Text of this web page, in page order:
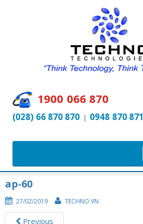
1900 066 870
(028) 66 870 870 | 0948 870 871
ap-60
27/02/2019 TECHNO VN
Previous